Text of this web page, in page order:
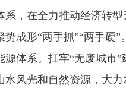
，在全力推动经济转型
成形“两手抓”“两手硬”
体系。扛牢“无废城市
风光和自然资源，大